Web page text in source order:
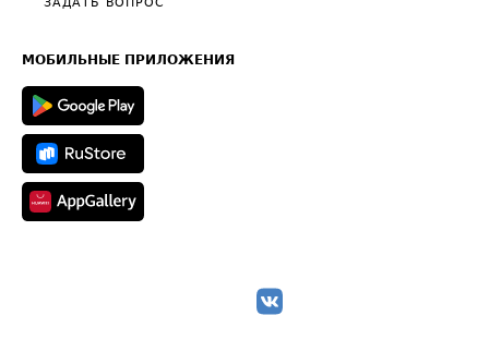
Общие положения
Техническая информация
МОБИЛЬНЫЕ ПРИЛОЖЕНИЯ